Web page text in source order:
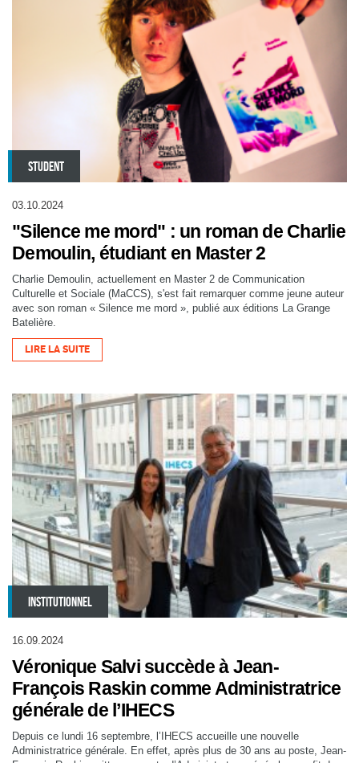
STUDENT
03.10.2024
"Silence me mord" : un roman de Charlie
Demoulin, étudiant en Master 2
Charlie Demoulin, actuellement en Master 2 de Communication
Culturelle et Sociale (MaCCS), s'est fait remarquer comme jeune auteur
avec son roman « Silence me mord », publié aux éditions La Grange
Batelière.
LIRE LA SUITE
INSTITUTIONNEL
16.09.2024
Véronique Salvi succède à Jean-
François Raskin comme Administratrice
générale de l’IHECS
Depuis ce lundi 16 septembre, l’IHECS accueille une nouvelle
Administratrice générale. En effet, après plus de 30 ans au poste, Jean-